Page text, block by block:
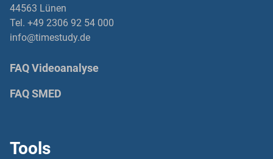
44563 Lünen
Tel. +49 2306 92 54 000
info@timestudy.de
FAQ Videoanalyse
FAQ SMED
Tools